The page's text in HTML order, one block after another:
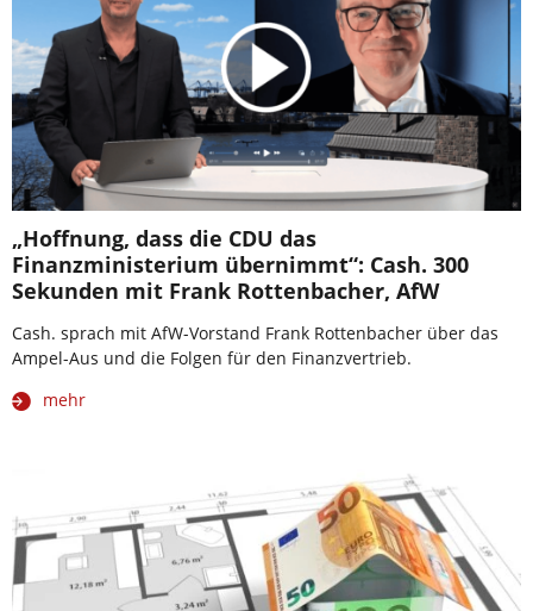
„Hoffnung, dass die CDU das
Finanzministerium übernimmt“: Cash. 300
Sekunden mit Frank Rottenbacher, AfW
Cash. sprach mit AfW-Vorstand Frank Rottenbacher über das
Ampel-Aus und die Folgen für den Finanzvertrieb.
mehr